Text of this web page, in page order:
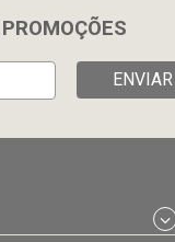
ENVIAR